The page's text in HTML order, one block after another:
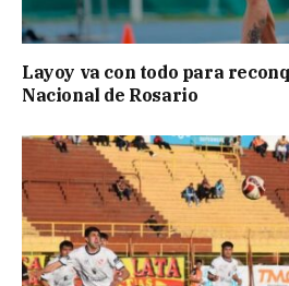
Layoy va con todo para
Nacional de Rosario